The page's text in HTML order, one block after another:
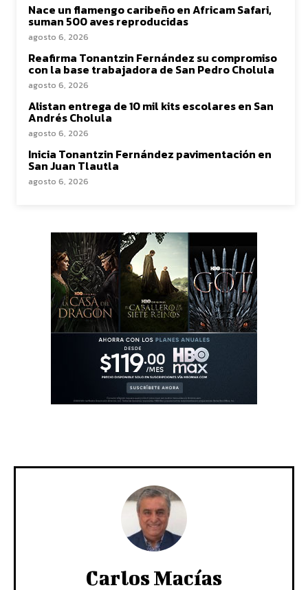
Nace un flamengo caribeño en Africam Safari,
suman 500 aves reproducidas
agosto 6, 2026
Reafirma Tonantzin Fernández su compromiso
con la base trabajadora de San Pedro Cholula
agosto 6, 2026
Alistan entrega de 10 mil kits escolares en San
Andrés Cholula
agosto 6, 2026
Inicia Tonantzin Fernández pavimentación en
San Juan Tlautla
agosto 6, 2026
Carlos Macías